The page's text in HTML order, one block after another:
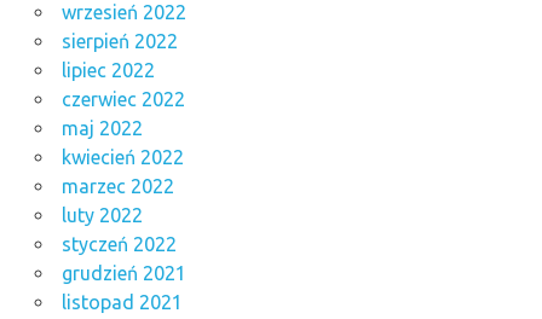
wrzesień 2022
sierpień 2022
lipiec 2022
czerwiec 2022
maj 2022
kwiecień 2022
marzec 2022
luty 2022
styczeń 2022
grudzień 2021
listopad 2021